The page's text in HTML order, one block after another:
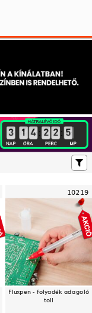
: :
10219
Fluxpen - folyadék adagoló
toll